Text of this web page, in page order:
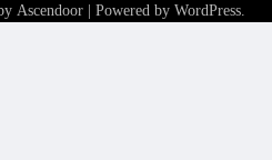
Ascendoor| Powered by WordPress.